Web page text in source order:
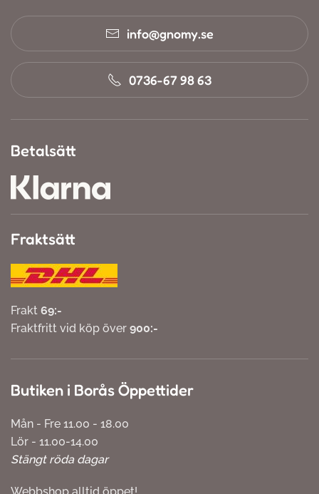
info@gnomy.se
0736-67 98 63
Betalsätt
Fraktsätt
Frakt 69:-
Fraktfritt vid köp över 900:-
Butiken i Borås Öppettider
Mån - Fre 11.00 - 18.00
Lör - 11.00-14.00
Stängt röda dagar